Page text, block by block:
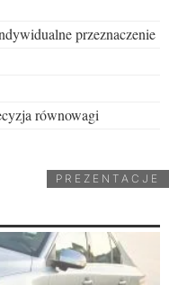
przeznaczenie
równowagi
PREZENTACJE